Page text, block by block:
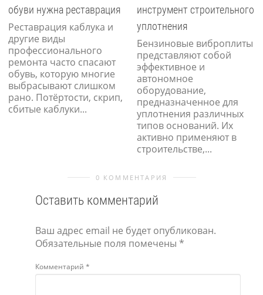
обуви нужна реставрация
Реставрация каблука и
другие виды
профессионального
ремонта часто спасают
обувь, которую многие
выбрасывают слишком
рано. Потёртости, скрип,
сбитые каблуки...
инструмент строительного
уплотнения
Бензиновые виброплиты
представляют собой
эффективное и
автономное
оборудование,
предназначенное для
уплотнения различных
типов оснований. Их
активно применяют в
строительстве,...
0 КОММЕНТАРИЯ
Оставить комментарий
Ваш адрес email не будет опубликован.
Обязательные поля помечены *
Комментарий *